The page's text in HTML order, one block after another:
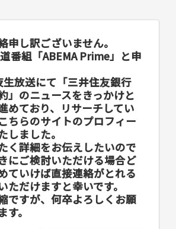
申し訳ございません。
番組「ABEMA Prime」と申
生放送にて「三井住友銀行
」のニュースをきっかけと
めており、リサーチしてい
ちらのサイトのプロフィー
しました。
く詳細をお伝えしたいので
にご検討いただける場合ど
ていけば直接連絡がとれる
ただけますと幸いです。
ですが、何卒よろしくお願
。